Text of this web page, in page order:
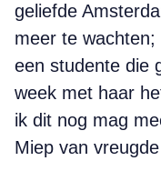
geliefde
meer te wachten;
een studente die
week met haar
ik dit nog mag
Miep van